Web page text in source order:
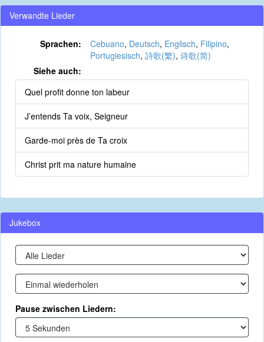
Verwandte Lieder
Sprachen: Cebuano, Deutsch, Englisch, Filipino,
Portugiesisch, 詩歌(繁), 诗歌(简)
Siehe auch:
Quel profit donne ton labeur
J’entends Ta voix, Seigneur
Garde-moi près de Ta croix
Christ prit ma nature humaine
Jukebox
Pause zwischen Liedern: